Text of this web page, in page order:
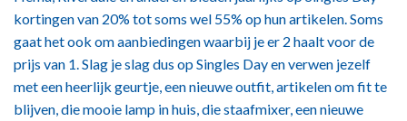
kortingen van 20% tot soms wel 55% op hun artikelen. Soms
gaat het ook om aanbiedingen waarbij je er 2 haalt voor de
prijs van 1. Slag je slag dus op Singles Day en verwen jezelf
met een heerlijk geurtje, een nieuwe outfit, artikelen om fit te
blijven, die mooie lamp in huis, die staafmixer, een nieuwe